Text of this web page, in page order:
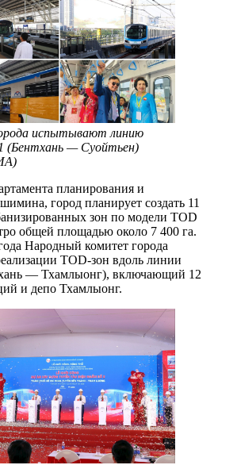
испытывают линию
(Бентхань — Суойтьен)
планирования и
город планирует создать 11
зон по модели TOD
общей площадью около 7 400 га.
Народный комитет города
TOD-зон вдоль линии
— Тхамлыонг), включающий 12
и депо Тхамлыонг.